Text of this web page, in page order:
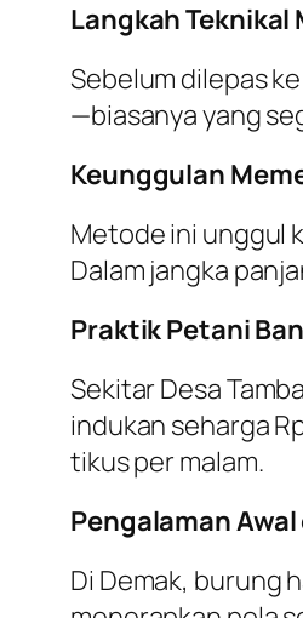
Langkah
Sebelum dilepas
—biasanya yang
Keunggulan
Metode ini unggul
Dalam jangka
Praktik Petani
Sekitar Desa
indukan seharga
tikus per malam.
Pengalaman
Di Demak, burung